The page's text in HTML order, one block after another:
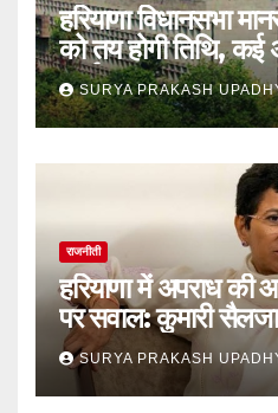
हरियाणा विधानसभा
को तय होगी तिथि, कई
चर्चाSURYA PRAKASH
राजनीती
हरियाणा में अपराध की
पर सवाल: कुमारी सैलजा
SURYA PRAKASH